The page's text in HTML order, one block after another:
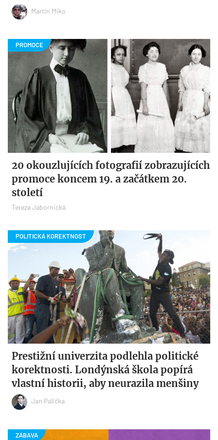
Martin Miko
20 okouzlujících fotografií zobrazujících
promoce koncem 19. a začátkem 20.
století
Tereza Jabornická
Prestižní univerzita podlehla politické
korektnosti. Londýnská škola popírá
vlastní historii, aby neurazila menšiny
Jan Palička